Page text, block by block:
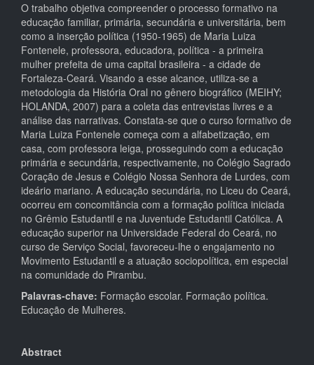
O trabalho objetiva compreender o processo formativo na
educação familiar, primária, secundária e universitária, bem
como a inserção política (1950-1965) de Maria Luiza
Fontenele, professora, educadora, política - a primeira
mulher prefeita de uma capital brasileira - a cidade de
Fortaleza-Ceará. Visando a esse alcance, utiliza-se a
metodologia da História Oral no gênero biográfico (MEIHY;
HOLANDA, 2007) para a coleta das entrevistas livres e a
análise das narrativas. Constata-se que o curso formativo de
Maria Luiza Fontenele começa com a alfabetização, em
casa, com professora leiga, prosseguindo com a educação
primária e secundária, respectivamente, no Colégio Sagrado
Coração de Jesus e Colégio Nossa Senhora de Lurdes, com
ideário mariano. A educação secundária, no Liceu do Ceará,
ocorreu em concomitância com a formação política iniciada
no Grêmio Estudantil e na Juventude Estudantil Católica. A
educação superior na Universidade Federal do Ceará, no
curso de Serviço Social, favoreceu-lhe o engajamento no
Movimento Estudantil e a atuação sociopolítica, em especial
na comunidade do Pirambu.
Palavras-chave: Formação escolar. Formação política.
Educação de Mulheres.
Abstract